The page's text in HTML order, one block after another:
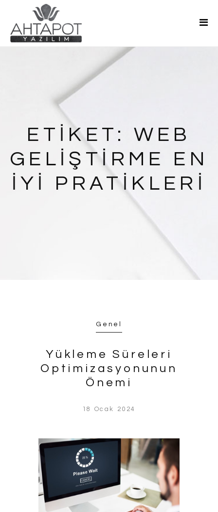
Ana Sayfa
Hakkımızda
ETIKET: WEB
GELIŞTIRME EN
İYI PRATIKLERI
Genel
Yükleme Süreleri
Optimizasyonunun
Önemi
18 Ocak 2024